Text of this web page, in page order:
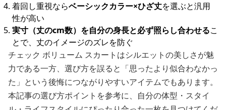
着回し重視ならベーシックカラー×ひざ丈を選ぶと汎用
性が高い
実寸（丈のcm数）を自分の身長と必ず照らし合わせるこ
とで、丈のイメージのズレを防ぐ
チェック ボリューム スカートはシルエットの美しさが魅
力である一方、選び方を誤ると「思ったより似合わなかっ
た」という後悔につながりやすいアイテムでもあります。
本記事の選び方ポイントを参考に、自分の体型・スタイ